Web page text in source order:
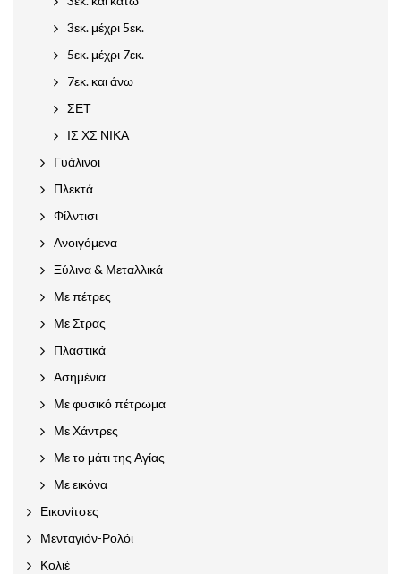
3εκ. μέχρι 5εκ.
5εκ. μέχρι 7εκ.
7εκ. και άνω
ΣΕΤ
ΙΣ ΧΣ ΝΙΚΑ
Γυάλινοι
Πλεκτά
Φίλντισι
Ανοιγόμενα
Ξύλινα & Μεταλλικά
Με πέτρες
Με Στρας
Πλαστικά
Ασημένια
Με φυσικό πέτρωμα
Με Χάντρες
Με το μάτι της Αγίας
Με εικόνα
Εικονίτσες
Μενταγιόν-Ρολόι
Κολιέ